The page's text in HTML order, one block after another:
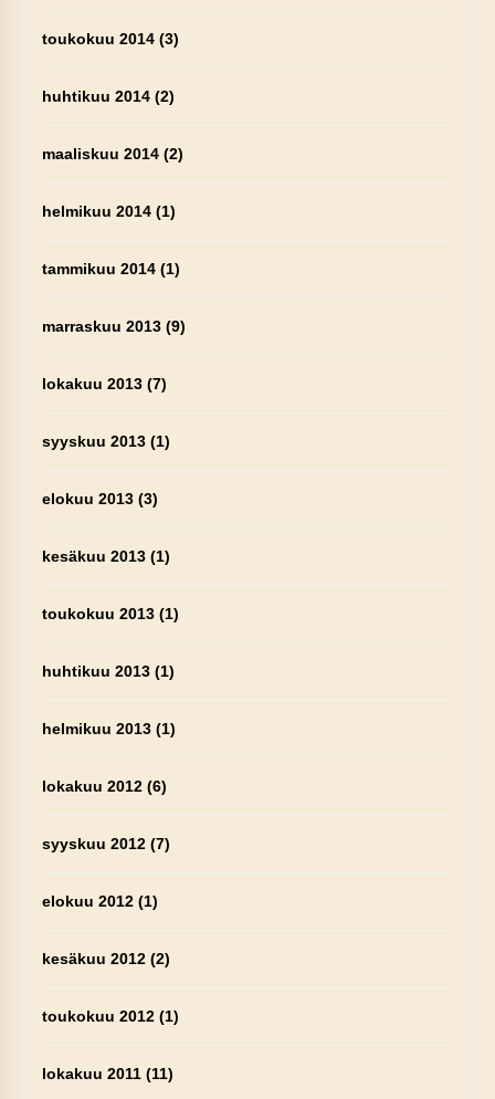
toukokuu 2014(3)
huhtikuu 2014(2)
maaliskuu 2014(2)
helmikuu 2014(1)
tammikuu 2014(1)
marraskuu 2013(9)
lokakuu 2013(7)
syyskuu 2013(1)
elokuu 2013(3)
kesäkuu 2013(1)
toukokuu 2013(1)
huhtikuu 2013(1)
helmikuu 2013(1)
lokakuu 2012(6)
syyskuu 2012(7)
elokuu 2012(1)
kesäkuu 2012(2)
toukokuu 2012(1)
lokakuu 2011(11)